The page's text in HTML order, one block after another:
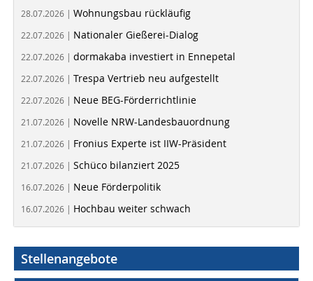
28.07.2026 | Wohnungsbau rückläufig
22.07.2026 | Nationaler Gießerei-Dialog
22.07.2026 | dormakaba investiert in Ennepetal
22.07.2026 | Trespa Vertrieb neu aufgestellt
22.07.2026 | Neue BEG-Förderrichtlinie
21.07.2026 | Novelle NRW-Landesbauordnung
21.07.2026 | Fronius Experte ist IIW-Präsident
21.07.2026 | Schüco bilanziert 2025
16.07.2026 | Neue Förderpolitik
16.07.2026 | Hochbau weiter schwach
Stellenangebote